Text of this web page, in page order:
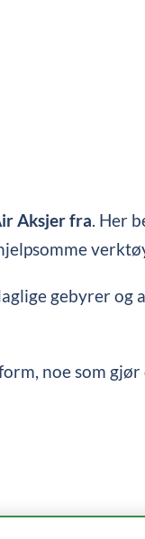
Aksjer fra. Her
gebyrer og
noe som gjør